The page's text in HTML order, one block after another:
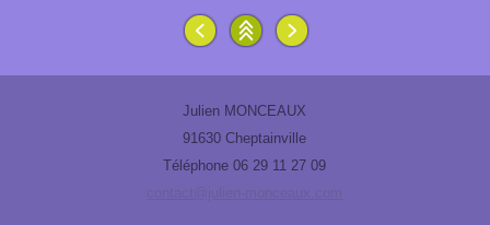
Julien MONCEAUX
91630 Cheptainville
Téléphone 06 29 11 27 09
contact@julien-monceaux.com